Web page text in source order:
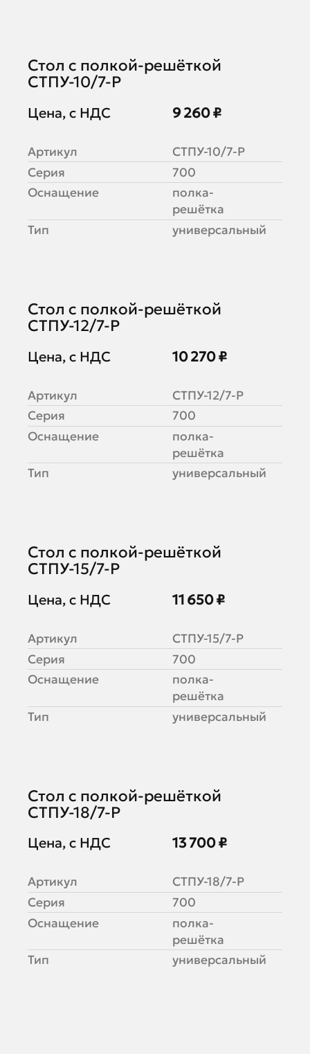
Стол с полкой-решёткой
СТПУ-10/7-Р
Цена, с НДС 9 260 ₽
Артикул
СТПУ-10/7-Р
Серия
700
Оснащение
полка-
решётка
Тип
универсальный
Стол с полкой-решёткой
СТПУ-12/7-Р
Цена, с НДС 10 270 ₽
Артикул
СТПУ-12/7-Р
Серия
700
Оснащение
полка-
решётка
Тип
универсальный
Стол с полкой-решёткой
СТПУ-15/7-Р
Цена, с НДС 11 650 ₽
Артикул
СТПУ-15/7-Р
Серия
700
Оснащение
полка-
решётка
Тип
универсальный
Стол с полкой-решёткой
СТПУ-18/7-Р
Цена, с НДС 13 700 ₽
Артикул
СТПУ-18/7-Р
Серия
700
Оснащение
полка-
решётка
Тип
универсальный